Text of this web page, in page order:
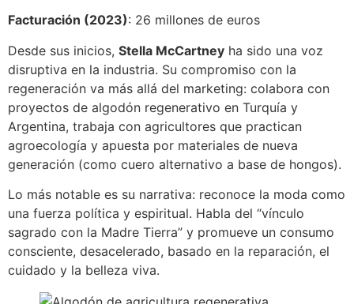
Facturación (2023): 26 millones de euros
Desde sus inicios, Stella McCartney ha sido una voz
disruptiva en la industria. Su compromiso con la
regeneración va más allá del marketing: colabora con
proyectos de algodón regenerativo en Turquía y
Argentina, trabaja con agricultores que practican
agroecología y apuesta por materiales de nueva
generación (como cuero alternativo a base de hongos).
Lo más notable es su narrativa: reconoce la moda como
una fuerza política y espiritual. Habla del “vínculo
sagrado con la Madre Tierra” y promueve un consumo
consciente, desacelerado, basado en la reparación, el
cuidado y la belleza viva.